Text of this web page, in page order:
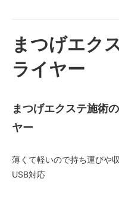
まつげエク
ライヤー
まつげエクステ施術
ヤー
薄くて軽いので持ち運びや
USB対応